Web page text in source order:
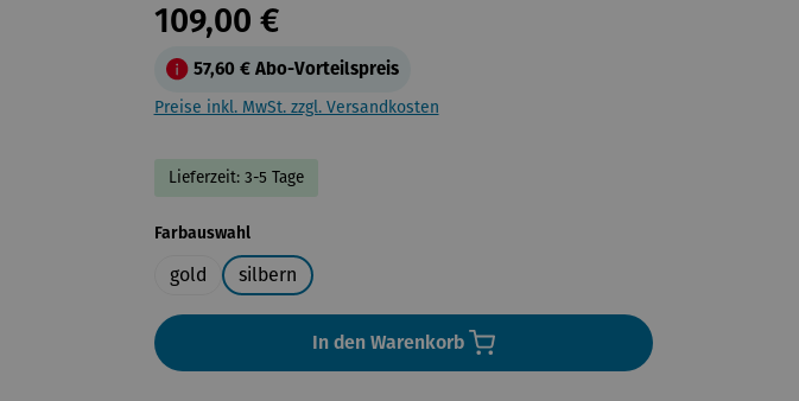
109,00 €
57,60 € Abo-Vorteilspreis
Preise inkl. MwSt. zzgl. Versandkosten
Lieferzeit: 3-5 Tage
Farbauswahlauswählen
gold silbern
In den Warenkorb